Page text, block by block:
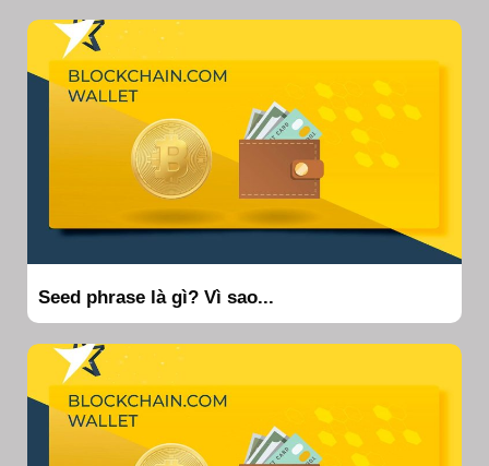
Seed phrase là gì? Vì sao...